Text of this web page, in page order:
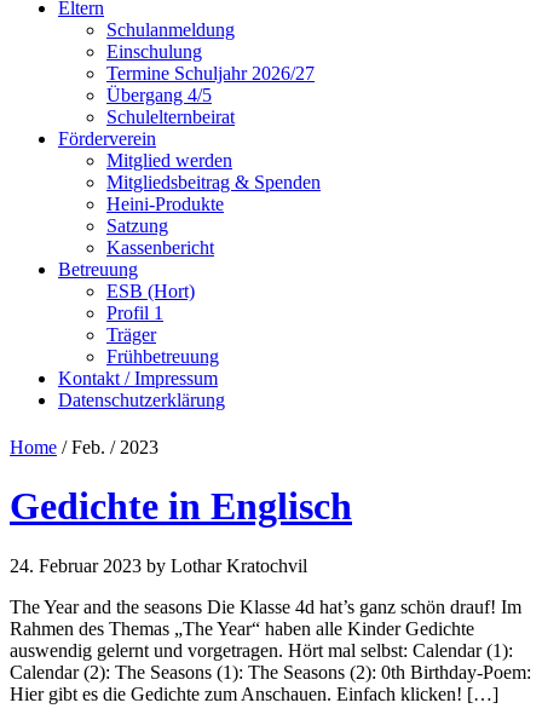
Eltern
Schulanmeldung
Einschulung
Termine Schuljahr 2026/27
Übergang 4/5
Schulelternbeirat
Förderverein
Mitglied werden
Mitgliedsbeitrag & Spenden
Heini-Produkte
Satzung
Kassenbericht
Betreuung
ESB (Hort)
Profil 1
Träger
Frühbetreuung
Kontakt / Impressum
Datenschutzerklärung
Home / Feb. / 2023
Gedichte in Englisch
24. Februar 2023 by Lothar Kratochvil
The Year and the seasons Die Klasse 4d hat’s ganz schön drauf! Im
Rahmen des Themas „The Year“ haben alle Kinder Gedichte
auswendig gelernt und vorgetragen. Hört mal selbst: Calendar (1):
Calendar (2): The Seasons (1): The Seasons (2): 0th Birthday-Poem:
Hier gibt es die Gedichte zum Anschauen. Einfach klicken! […]